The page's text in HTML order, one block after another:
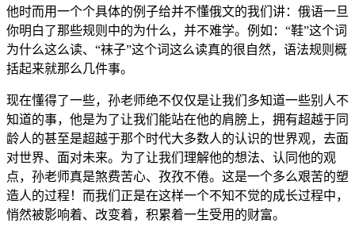
他时而用一个个具体的例子给并不懂俄文的我们讲：俄语一旦
你明白了那些规则中的为什么，并不难学。例如：“鞋”这个词
为什么这么读、“袜子”这个词这么读真的很自然，语法规则概
括起来就那么几件事。
现在懂得了一些，孙老师绝不仅仅是让我们多知道一些别人不
知道的事，他是为了让我们能站在他的肩膀上，拥有超越于同
龄人的甚至是超越于那个时代大多数人的认识的世界观，去面
对世界、面对未来。为了让我们理解他的想法、认同他的观
点，孙老师真是煞费苦心、孜孜不倦。这是一个多么艰苦的塑
造人的过程！而我们正是在这样一个不知不觉的成长过程中，
悄然被影响着、改变着，积累着一生受用的财富。